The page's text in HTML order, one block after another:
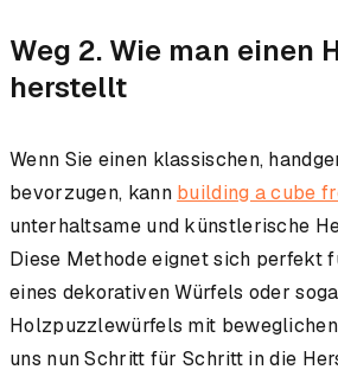
Weg 2. Wie man einen
herstellt
Wenn Sie einen klassischen,
bevorzugen, kann building a cube
unterhaltsame und künstlerische
Diese Methode eignet sich perfekt
eines dekorativen Würfels oder
Holzpuzzlewürfels mit
uns nun Schritt für Schritt in die